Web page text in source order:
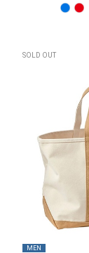
SOLD OUT
MEN